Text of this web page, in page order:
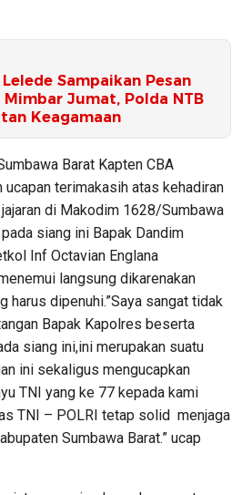
Sampaikan Pesan
Jumat, Polda NTB
Keagamaan
Barat Kapten CBA
terimakasih atas kehadiran
di Makodim 1628/Sumbawa
siang ini Bapak Dandim
Inf Octavian Englana
langsung dikarenakan
harus dipenuhi.”Saya sangat tidak
Bapak Kapolres beserta
siang ini,ini merupakan suatu
ini sekaligus mengucapkan
TNI yang ke 77 kepada kami
TNI – POLRI tetap solid menjaga
Sumbawa Barat.” ucap